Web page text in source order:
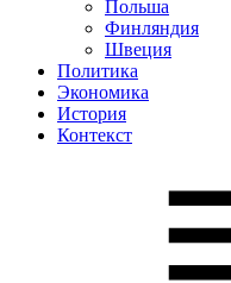
Польша
Финляндия
Швеция
Политика
Экономика
История
Контекст